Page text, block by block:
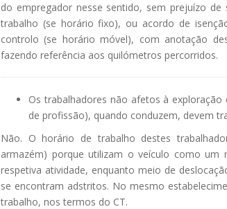
do empregador nesse sentido, sem prejuízo
trabalho (se horário fixo), ou acordo de
controlo (se horário móvel), com anotação
fazendo referência aos quilómetros percorridos.
Os trabalhadores não afetos à
de profissão), quando conduzem, devem
Não. O horário de trabalho destes
armazém) porque utilizam o veículo como um
respetiva atividade, enquanto meio de
se encontram adstritos. No mesmo
trabalho, nos termos do CT.